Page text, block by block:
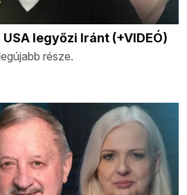
legyőzi Iránt (+VIDEÓ)
része.